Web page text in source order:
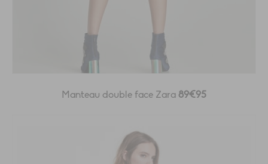
Manteau double face Zara 89€95